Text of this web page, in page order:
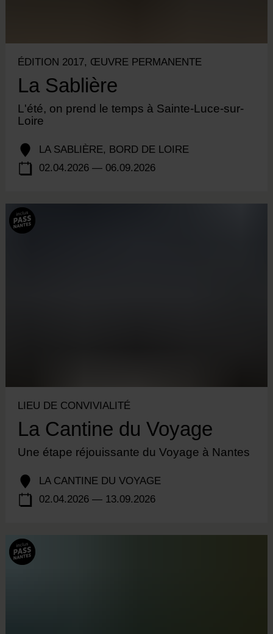
ÉDITION 2017, ŒUVRE PERMANENTE
La Sablière
L'été, on prend le temps à Sainte-Luce-sur-
Loire
LA SABLIÈRE, BORD DE LOIRE
02.04.2026 — 06.09.2026
LIEU DE CONVIVIALITÉ
La Cantine du Voyage
Une étape réjouissante du Voyage à Nantes
LA CANTINE DU VOYAGE
02.04.2026 — 13.09.2026